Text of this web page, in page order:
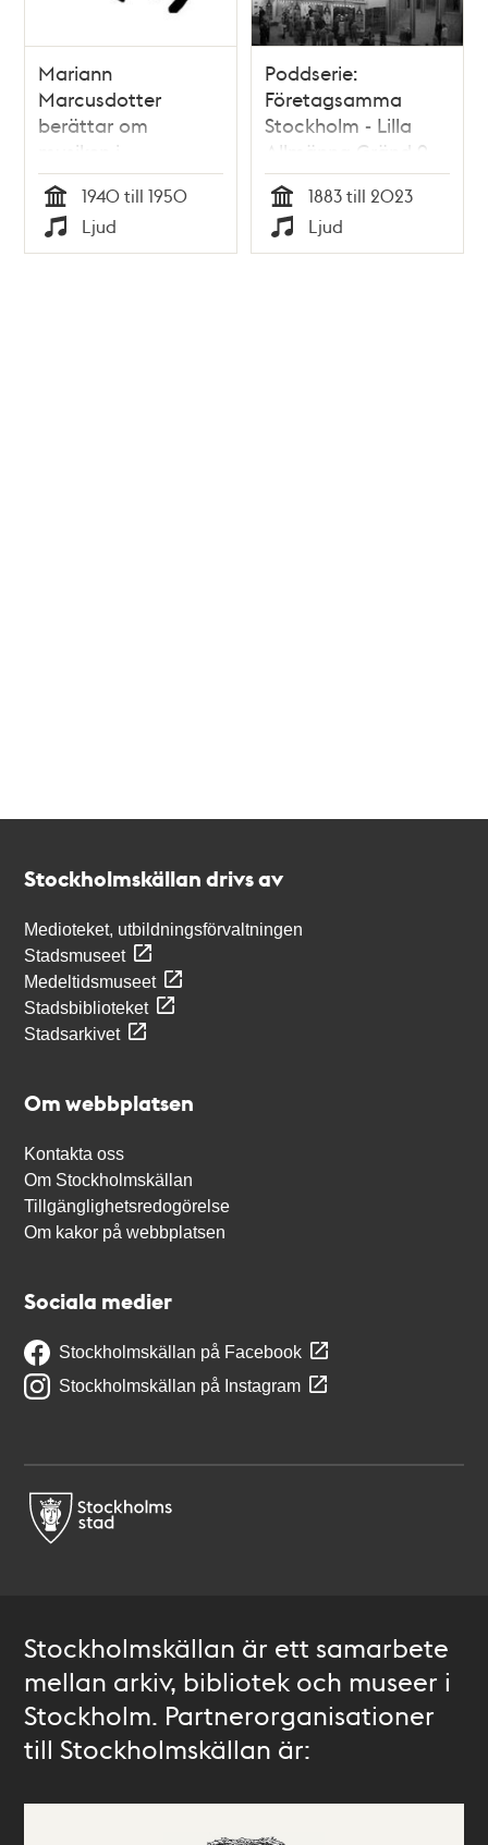
Mariann
Marcusdotter
berättar om
musiken i
Vitabergsklubben.
Tid
1940 till 1950
Typ
Ljud
Poddserie:
Företagsamma
Stockholm - Lilla
Allmänna Gränd 9,
Gröna Lund
Tid
1883 till 2023
Typ
Ljud
Stockholmskällan drivs av
Medioteket, utbildningsförvaltningen
Stadsmuseet
Medeltidsmuseet
Stadsbiblioteket
Stadsarkivet
Om webbplatsen
Kontakta oss
Om Stockholmskällan
Tillgänglighetsredogörelse
Om kakor på webbplatsen
Sociala medier
Stockholmskällan på Facebook
Stockholmskällan på Instagram
Stockholmskällan är ett samarbete
mellan arkiv, bibliotek och museer i
Stockholm. Partnerorganisationer
till Stockholmskällan är: